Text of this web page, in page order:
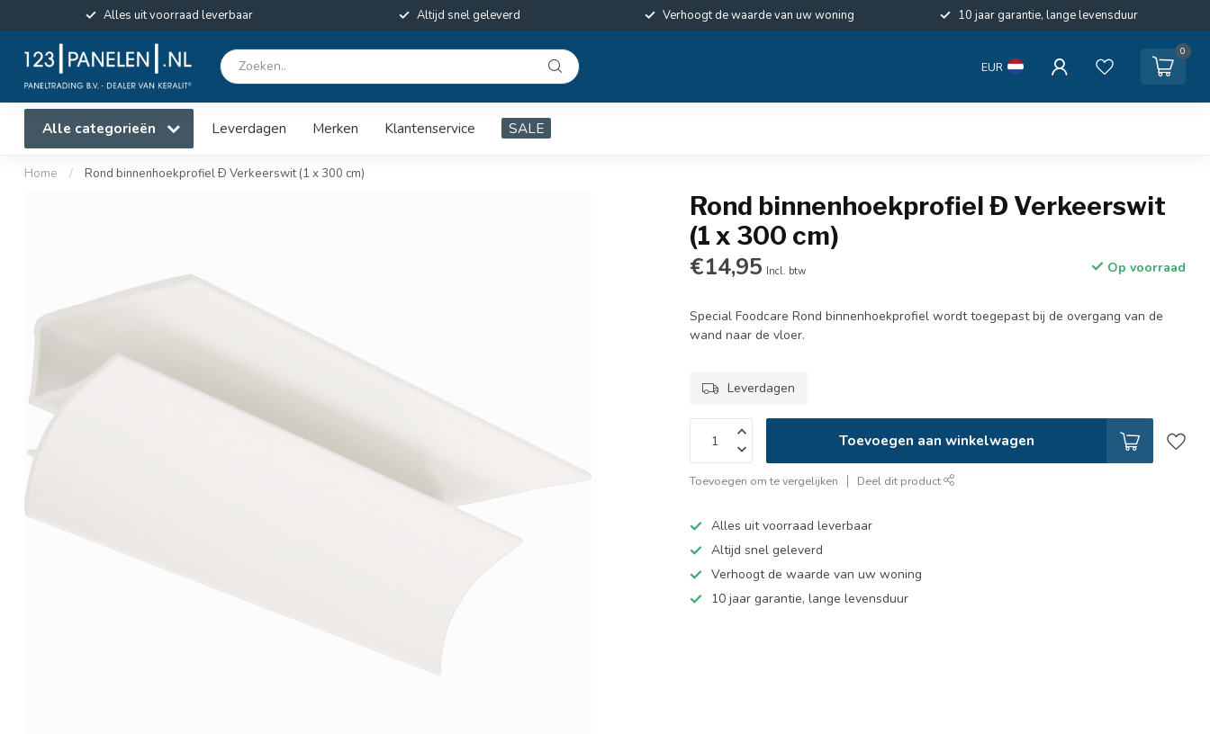
Alles uit voorraad leverbaar Altijd snel geleverd Verhoogt de waarde van uw woning 10 jaar garantie, lange levensduur
EUR
0
Alle categorieën Leverdagen Merken Klantenservice SALE
Home / Rond binnenhoekprofiel Ð Verkeerswit (1 x 300 cm)
Rond binnenhoekprofiel Ð Verkeerswit
(1 x 300 cm)
€14,95 Incl. btw Op voorraad
Special Foodcare Rond binnenhoekprofiel wordt toegepast bij de overgang van de
wand naar de vloer.
Leverdagen
Toevoegen aan winkelwagen
Toevoegen om te vergelijken Deel dit product
Alles uit voorraad leverbaar
Altijd snel geleverd
Verhoogt de waarde van uw woning
10 jaar garantie, lange levensduur